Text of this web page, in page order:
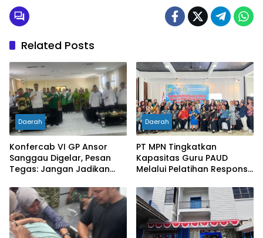
Related Posts
Daerah
Konfercab VI GP Ansor
Sanggau Digelar, Pesan
Tegas: Jangan Jadikan
Kejar Jabatan
Daerah
PT MPN Tingkatkan
Kapasitas Guru PAUD
Melalui Pelatihan Responsif